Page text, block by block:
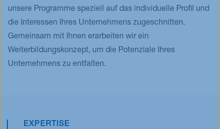
unsere Programme speziell auf das individuelle Profil und
die Interessen Ihres Unternehmens zugeschnitten.
Gemeinsam mit Ihnen erarbeiten wir ein
Weiterbildungskonzept, um die Potenziale Ihres
Unternehmens zu entfalten.
EXPERTISE